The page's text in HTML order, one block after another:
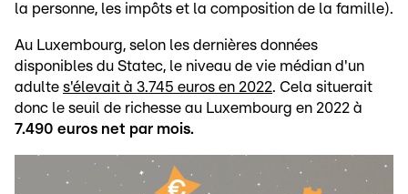
la personne, les impôts et la composition de la famille).
Au Luxembourg, selon les dernières données
disponibles du Statec, le niveau de vie médian d'un
adulte s'élevait à 3.745 euros en 2022. Cela situerait
donc le seuil de richesse au Luxembourg en 2022 à
7.490 euros net par mois.